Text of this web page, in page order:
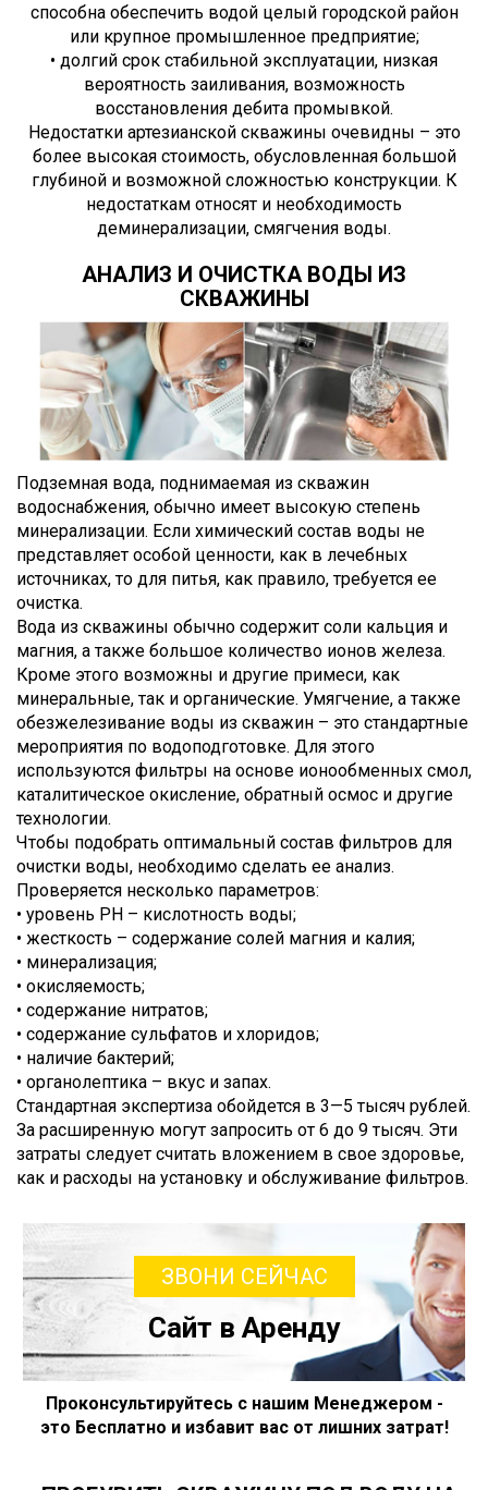
способна обеспечить водой целый городской район
или крупное промышленное предприятие;
• долгий срок стабильной эксплуатации, низкая
вероятность заиливания, возможность
восстановления дебита промывкой.
Недостатки артезианской скважины очевидны – это
более высокая стоимость, обусловленная большой
глубиной и возможной сложностью конструкции. К
недостаткам относят и необходимость
деминерализации, смягчения воды.
АНАЛИЗ И ОЧИСТКА ВОДЫ ИЗ
СКВАЖИНЫ
Подземная вода, поднимаемая из скважин
водоснабжения, обычно имеет высокую степень
минерализации. Если химический состав воды не
представляет особой ценности, как в лечебных
источниках, то для питья, как правило, требуется ее
очистка.
Вода из скважины обычно содержит соли кальция и
магния, а также большое количество ионов железа.
Кроме этого возможны и другие примеси, как
минеральные, так и органические. Умягчение, а также
обезжелезивание воды из скважин – это стандартные
мероприятия по водоподготовке. Для этого
используются фильтры на основе ионообменных смол,
каталитическое окисление, обратный осмос и другие
технологии.
Чтобы подобрать оптимальный состав фильтров для
очистки воды, необходимо сделать ее анализ.
Проверяется несколько параметров:
• уровень PH – кислотность воды;
• жесткость – содержание солей магния и калия;
• минерализация;
• окисляемость;
• содержание нитратов;
• содержание сульфатов и хлоридов;
• наличие бактерий;
• органолептика – вкус и запах.
Стандартная экспертиза обойдется в 3—5 тысяч рублей.
За расширенную могут запросить от 6 до 9 тысяч. Эти
затраты следует считать вложением в свое здоровье,
как и расходы на установку и обслуживание фильтров.
ЗВОНИ СЕЙЧАС
Сайт в Аренду
Проконсультируйтесь с нашим Менеджером -
это Бесплатно и избавит вас от лишних затрат!